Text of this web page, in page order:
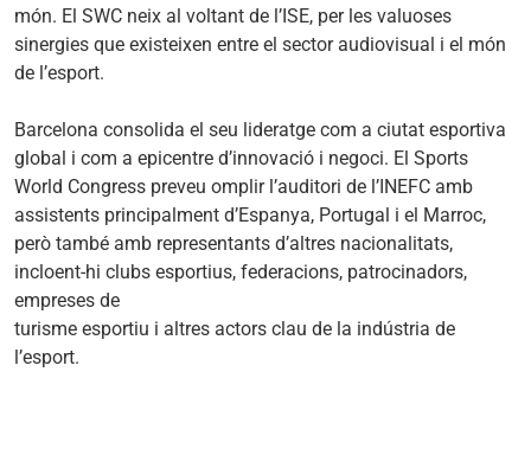
món. El SWC neix al voltant de l’ISE, per les valuoses
sinergies que existeixen entre el sector audiovisual i el món
de l’esport.
Barcelona consolida el seu lideratge com a ciutat esportiva
global i com a epicentre d’innovació i negoci. El Sports
World Congress preveu omplir l’auditori de l’INEFC amb
assistents principalment d’Espanya, Portugal i el Marroc,
però també amb representants d’altres nacionalitats,
incloent-hi clubs esportius, federacions, patrocinadors,
empreses de
turisme esportiu i altres actors clau de la indústria de
l’esport.